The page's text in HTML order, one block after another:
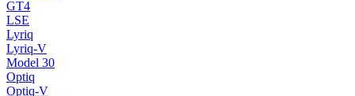
GT4
LSE
Lyriq
Lyriq-V
Model 30
Optiq
Optiq-V